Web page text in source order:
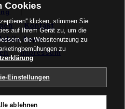
Kontakt
Apps
Impressum
Cookies
klicken, stimmen Sie
auf Ihrem Gerät zu, um die
die Websitenutzung zu
zu
Einstellungen
ablehnen